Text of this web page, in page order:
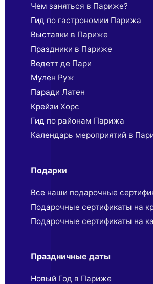
Чем заняться в Париже?
Гид по гастрономии Парижа
Выставки в Париже
Праздники в Париже
Ведетт де Пари
Мулен Руж
Паради Латен
Крейзи Хорс
Гид по районам Парижа
Календарь мероприятий в
Подарки
Все наши подарочные
Подарочные сертификаты на
Подарочные сертификаты на
Праздничные даты
Новый Год в Париже